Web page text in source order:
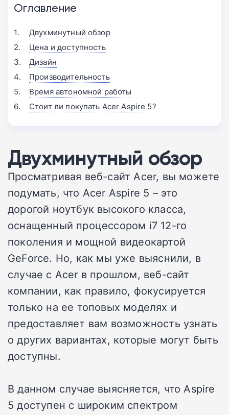
Оглавление
Двухминутный обзор
Цена и доступность
Дизайн
Производительность
Время автономной работы
Стоит ли покупать Acer Aspire 5?
Двухминутный обзор
Просматривая веб-сайт Acer, вы можете
подумать, что Acer Aspire 5 – это
дорогой ноутбук высокого класса,
оснащенный процессором i7 12-го
поколения и мощной видеокартой
GeForce. Но, как мы уже выяснили, в
случае с Acer в прошлом, веб-сайт
компании, как правило, фокусируется
только на ее топовых моделях и
предоставляет вам возможность узнать
о других вариантах, которые могут быть
доступны.
В данном случае выясняется, что Aspire
5 доступен с широким спектром